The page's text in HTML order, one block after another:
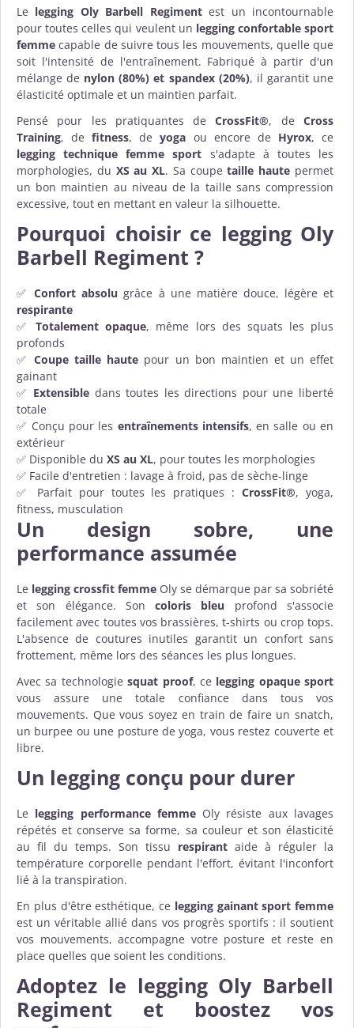
Le legging Oly Barbell Regimentest un incontournable
pour toutes celles qui veulent un legging confortable sport
femme capable de suivre tous les mouvements, quelle que
soit l'intensité de l'entraînement. Fabriqué à partir d'un
mélange de nylon (80%) et spandex (20%), il garantit une
élasticité optimale et un maintien parfait.
Pensé pour les pratiquantes deCrossFit®, deCross
Training, defitness, deyoga ou encore de Hyrox, ce
legging technique femme sport s'adapte à toutes les
morphologies, du XS au XL. Sa coupetaille haute permet
un bon maintien au niveau de la taille sans compression
excessive, tout en mettant en valeur la silhouette.
Pourquoi choisir ce legging Oly
Barbell Regiment ?
✅Confort absolu grâce à une matière douce, légère et
respirante
✅Totalement opaque, même lors des squats les plus
profonds
✅Coupe taille haute pour un bon maintien et un effet
gainant
✅ Extensible dans toutes les directions pour une liberté
totale
✅ Conçu pour les entraînements intensifs, en salle ou en
extérieur
✅ Disponible du XS au XL, pour toutes les morphologies
✅ Facile d'entretien : lavage à froid, pas de sèche-linge
✅ Parfait pour toutes les pratiques :CrossFit®, yoga,
fitness, musculation
Un design sobre, une
performance assumée
Le legging crossfit femme Oly se démarque par sa sobriété
et son élégance. Soncoloris bleu profond s'associe
facilement avec toutes vos brassières, t-shirts ou crop tops.
L'absence de coutures inutiles garantit un confort sans
frottement, même lors des séances les plus longues.
Avec sa technologiesquat proof, ce legging opaque sport
vous assure une totale confiance dans tous vos
mouvements. Que vous soyez en train de faire un snatch,
un burpee ou une posture de yoga, vous restez couverte et
libre.
Un legging conçu pour durer
Le legging performance femmeOly résiste aux lavages
répétés et conserve sa forme, sa couleur et son élasticité
au fil du temps. Son tissu respirant aide à réguler la
température corporelle pendant l'effort, évitant l'inconfort
lié à la transpiration.
En plus d'être esthétique, ce legging gainant sport femme
est un véritable allié dans vos progrès sportifs : il soutient
vos mouvements, accompagne votre posture et reste en
place quelles que soient les conditions.
Adoptez le legging Oly Barbell
Regiment et boostez vos